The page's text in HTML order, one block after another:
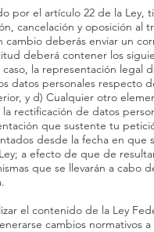
por el artículo 22 de la
cancelación y oposición al
cambio deberás enviar un
deberá contener los
la representación legal
datos personales respecto
y d) Cualquier otro
rectificación de datos
que sustente tu
desde la fecha en
a efecto de que de
que se llevarán a cabo
el contenido de la Ley
cambios normativos